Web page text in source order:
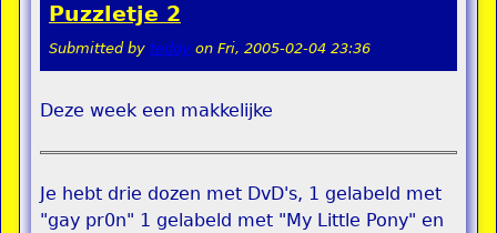
Puzzletje 2
Submitted by teddy on Fri, 2005-02-04 23:36
Deze week een makkelijke
Je hebt drie dozen met DvD's, 1 gelabeld met
"gay pr0n" 1 gelabeld met "My Little Pony" en